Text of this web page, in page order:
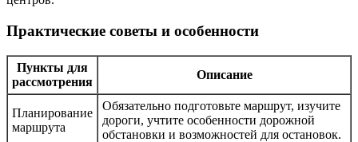
Практические советы и особенности
Пункты для
рассмотрения
Описание
Планирование
маршрута
Обязательно подготовьте маршрут, изучите
дороги, учтите особенности дорожной
обстановки и возможностей для остановок.